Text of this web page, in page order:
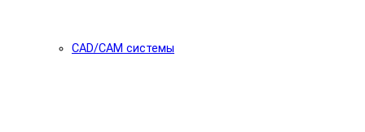
CAD/CAM системы